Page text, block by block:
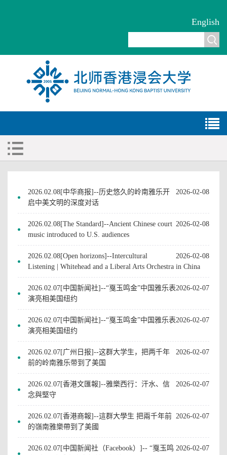
English
2026-02-08
2026.02.08[中华商报]--历史悠久的岭南雅乐开
启中美文明的深度对话
2026-02-08
2026.02.08[The Standard]--Ancient Chinese court
music introduced to U.S. audiences
2026-02-08
2026.02.08[Open horizons]--Intercultural
Listening | Whitehead and a Liberal Arts Orchestra in China
2026-02-07
2026.02.07[中国新闻社]--“戛玉鸣金”中国雅乐表
演亮相美国纽约
2026-02-07
2026.02.07[中国新闻社]--“戛玉鸣金”中国雅乐表
演亮相美国纽约
2026-02-07
2026.02.07[广州日报]--这群大学生，把两千年
前的岭南雅乐带到了美国
2026-02-07
2026.02.07[香港文匯報]--雅樂西行：汗水、信
念與堅守
2026-02-07
2026.02.07[香港商報]--這群大學生 把兩千年前
的嶺南雅樂帶到了美國
2026-02-07
2026.02.07[中国新闻社（Facebook）]-- “戛玉鸣